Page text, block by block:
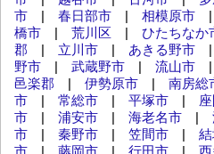
市 | 春日部市 | 相模原市
橋市 | 荒川区 | ひたちなか
郡 | 立川市 | あきる野市
野市 | 武蔵野市 | 流山市
邑楽郡 | 伊勢原市 | 南房総
市 | 常総市 | 平塚市 |
市 | 浦安市 | 海老名市 |
市 | 秦野市 | 笠間市 |
市 | 藤岡市 | 行田市 |